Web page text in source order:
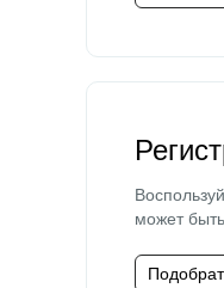
может